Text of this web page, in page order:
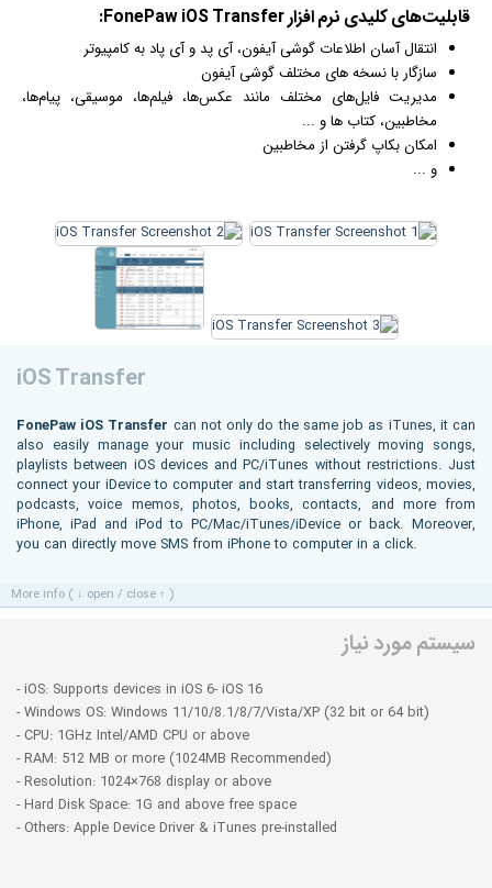
قابلیت‌های کلیدی نرم افزار
انتقال آسان اطلاعات گوشی آیفون، آی پد و آی پاد به کامپیوتر
سازگار با نسخه های مختلف گوشی آیفون
مدیریت فایل‌های مختلف مانند عکس‌ها، فیلم‌ها، موسیقی، پیام‌ها،
مخاطبین، کتاب ها و ...
امکان بکاپ گرفتن از مخاطبین
و ...
iOS Transfer
FonePaw iOS Transfer can not only do the same job as iTunes, it can
also easily manage your music including selectively moving songs,
playlists between iOS devices and PC/iTunes without restrictions. Just
connect your iDevice to computer and start transferring videos, movies,
podcasts, voice memos, photos, books, contacts, and more from
iPhone, iPad and iPod to PC/Mac/iTunes/iDevice or back. Moreover,
you can directly move SMS from iPhone to computer in a click.
More info ( ↓ open / close ↑ )
سیستم مورد نیاز
- iOS: Supports devices in iOS 6- iOS 16
- Windows OS: Windows 11/10/8.1/8/7/Vista/XP (32 bit or 64 bit)
- CPU: 1GHz Intel/AMD CPU or above
- RAM: 512 MB or more (1024MB Recommended)
- Resolution: 1024×768 display or above
- Hard Disk Space: 1G and above free space
- Others: Apple Device Driver & iTunes pre-installed